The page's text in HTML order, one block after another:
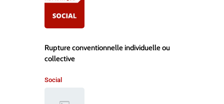
Rupture conventionnelle individuelle ou
collective
Social